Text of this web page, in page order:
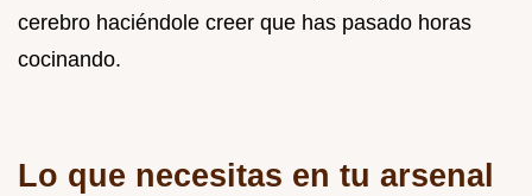
cerebro haciéndole creer que has pasado horas
cocinando.
Lo que necesitas en tu arsenal